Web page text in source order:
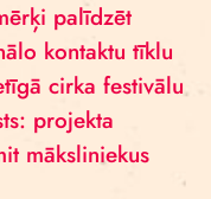
palīdzēt
kontaktu tīklu
cirka festivālu
projekta
māksliniekus